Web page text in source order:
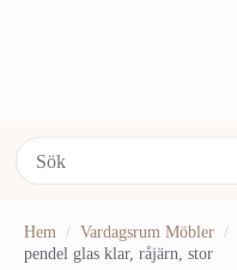
Hem Vardagsrum Möbler
pendel glas klar, råjärn, stor